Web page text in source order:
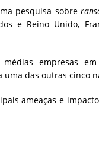
pesquisa sobre
e Reino Unido,
empresas
uma das outras cinco
ameaças e